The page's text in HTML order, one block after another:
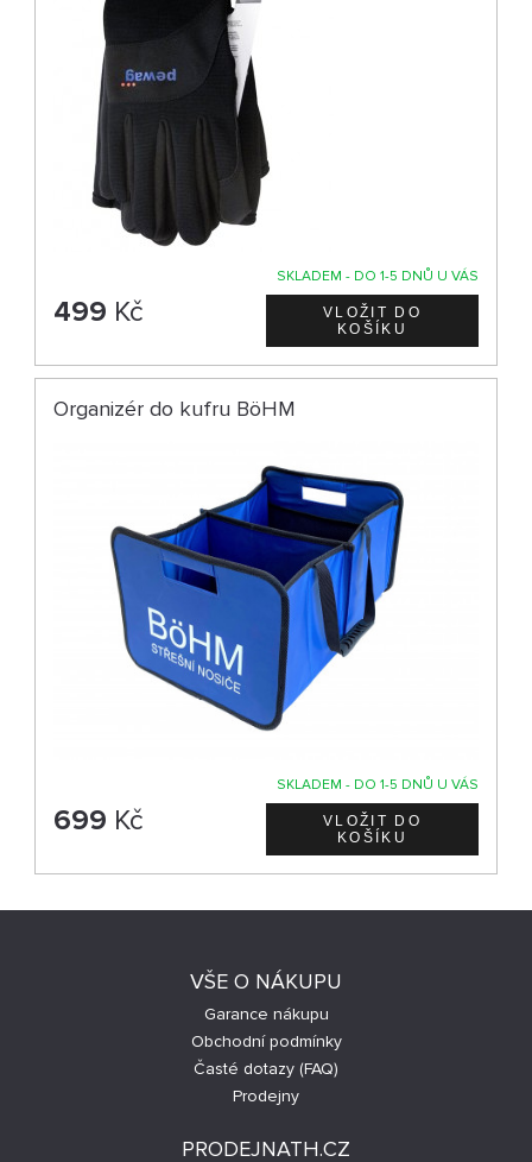
SKLADEM - DO 1-5 DNŮ U VÁS
499 Kč
Organizér do kufru BöHM
SKLADEM - DO 1-5 DNŮ U VÁS
699 Kč
VŠE O NÁKUPU
Garance nákupu
Obchodní podmínky
Časté dotazy (FAQ)
Prodejny
PRODEJNATH.CZ